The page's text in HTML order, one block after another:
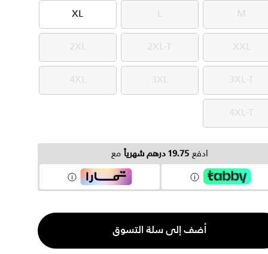
M
M
L
L
XL
XL
XXL
XXL
2XL-T
2XL-T
2XL
2XL
3XL-T
3XL-T
3XL
3XL
4XL
4XL
4XL-T
4XL-T
ادفع 19.75 درهم شهرياً مع
أضف إلى سلة التسوق